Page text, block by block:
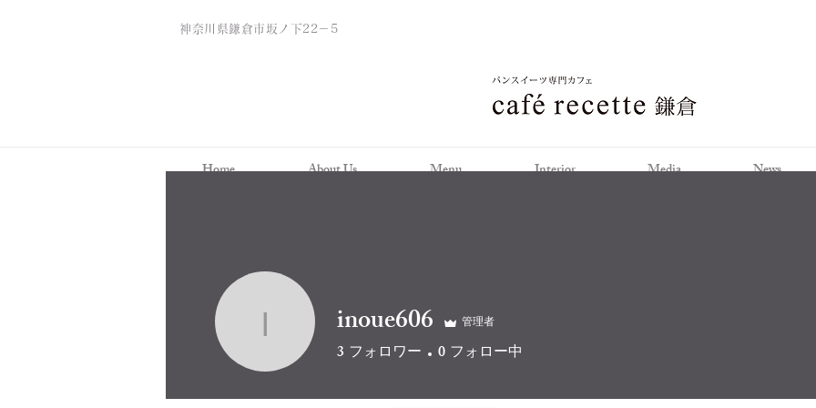
神奈川県鎌倉市坂ノ下22－5
Home About Us Menu Interior Media News
inoue606
inoue606 管理者
3 フォロワー 0 フォロー中